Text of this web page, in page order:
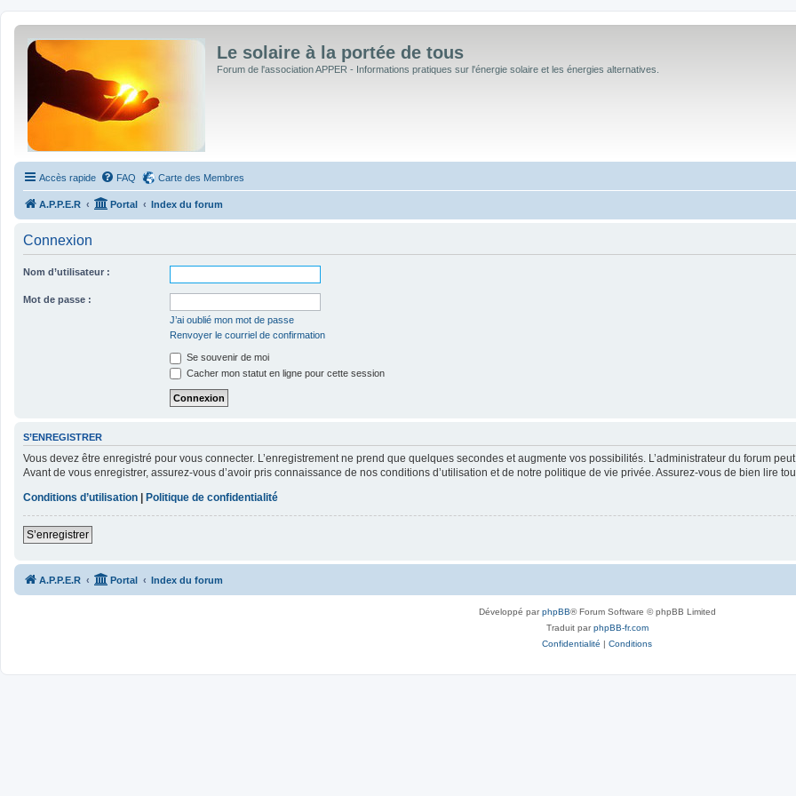
Le solaire à la portée de tous
Forum de l'association APPER - Informations pratiques sur l'énergie solaire et les énergies alternatives.
Accès rapide FAQ Carte des Membres
A.P.P.E.R Portal Index du forum
Connexion
Nom d’utilisateur :
Mot de passe :
J’ai oublié mon mot de passe
Renvoyer le courriel de confirmation
Se souvenir de moi
Cacher mon statut en ligne pour cette session
S’ENREGISTRER
Vous devez être enregistré pour vous connecter. L’enregistrement ne prend que quelques secondes et augmente vos possibilités. L’administrateur du forum
Avant de vous enregistrer, assurez-vous d’avoir pris connaissance de nos conditions d’utilisation et de notre politique de vie privée. Assurez-vous de bien lire
Conditions d’utilisation | Politique de confidentialité
S’enregistrer
A.P.P.E.R Portal Index du forum
Développé parphpBB® Forum Software © phpBB Limited
Traduit parphpBB-fr.com
Confidentialité | Conditions